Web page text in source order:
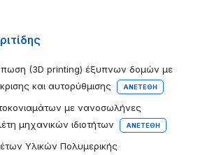
(3D printing) έξυπνων δομών με
και αυτορύθμισης
ΑΝΕΤΈΘΗ
με νανοσωλήνες
μηχανικών ιδιοτήτων
ΑΝΕΤΈΘΗ
Υλικών Πολυμερικής